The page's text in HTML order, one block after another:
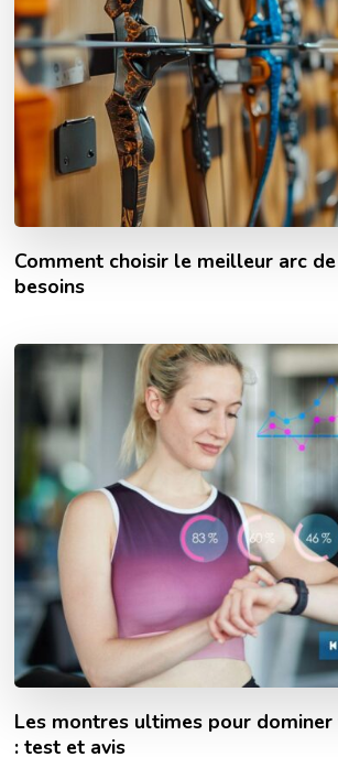
Comment choisir le meilleur arc
besoins
Les montres ultimes pour
: test et avis